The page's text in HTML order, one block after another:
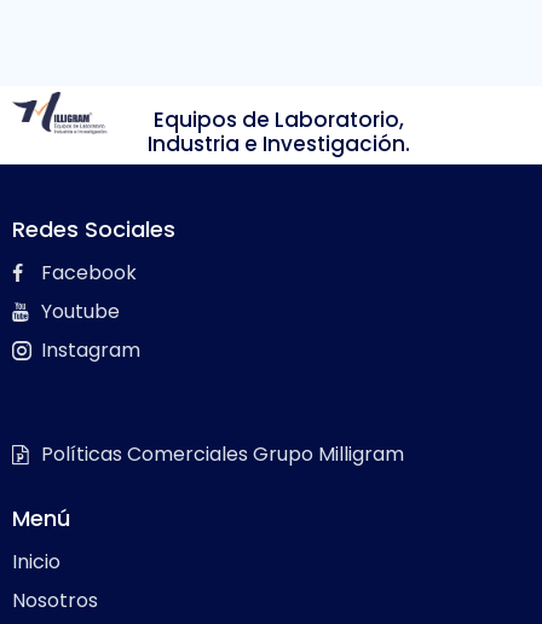
Equipos de Laboratorio,
Industria e Investigación.
Redes Sociales
Facebook
Youtube
Instagram
Políticas Comerciales Grupo Milligram
Menú
Inicio
Nosotros